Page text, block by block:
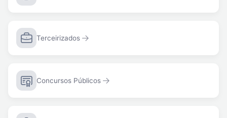
Terceirizados
Concursos Públicos